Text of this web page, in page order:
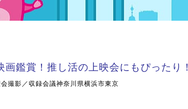
鑑賞！推し活の上映会にもぴったり！
撮影／収録会議神奈川県横浜市東京